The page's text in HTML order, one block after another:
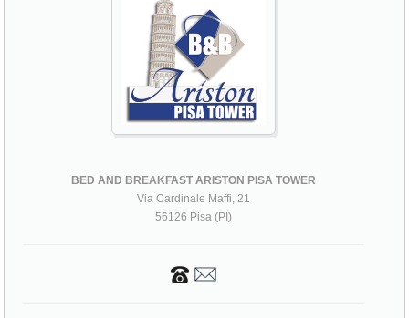
BED AND BREAKFAST ARISTON PISA TOWER
Via Cardinale Maffi, 21
56126 Pisa (PI)